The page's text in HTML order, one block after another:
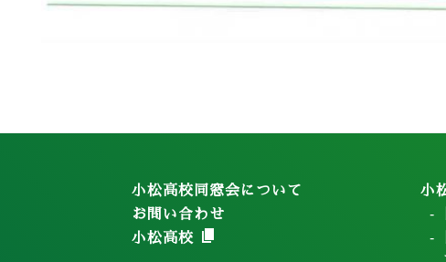
小松高校同窓会について
お問い合わせ
小松高校
小